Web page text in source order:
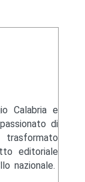
Calabria e
di
editoriale
nazionale.